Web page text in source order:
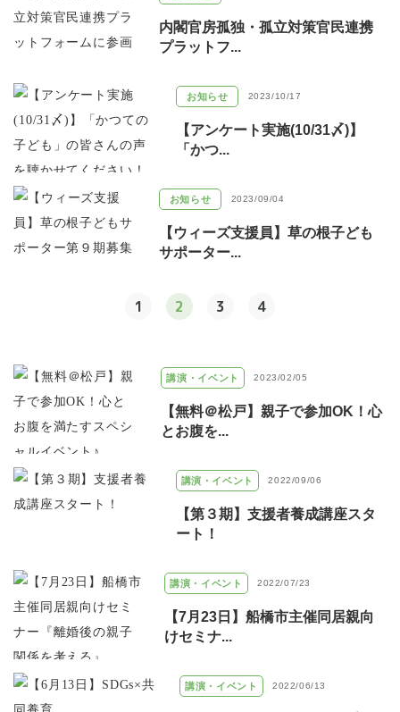
内閣官房孤独・孤立対策官民連携
プラットフ...
お知らせ 2023/10/17
【アンケート実施(10/31〆)】
「かつ...
お知らせ 2023/09/04
【ウィーズ支援員】草の根子ども
サポーター...
1 2 3 4
講演・イベント 2023/02/05
【無料＠松戸】親子で参加OK！心
とお腹を...
講演・イベント 2022/09/06
【第３期】支援者養成講座スタ
ート！
講演・イベント 2022/07/23
【7月23日】船橋市主催同居親向
けセミナ...
講演・イベント 2022/06/13